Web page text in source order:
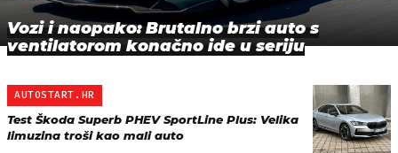
Vozi i naopako: Brutalno brzi auto s
ventilatorom konačno ide u seriju
AUTOSTART.HR
Test Škoda Superb PHEV SportLine Plus: Velika
limuzina troši kao mali auto